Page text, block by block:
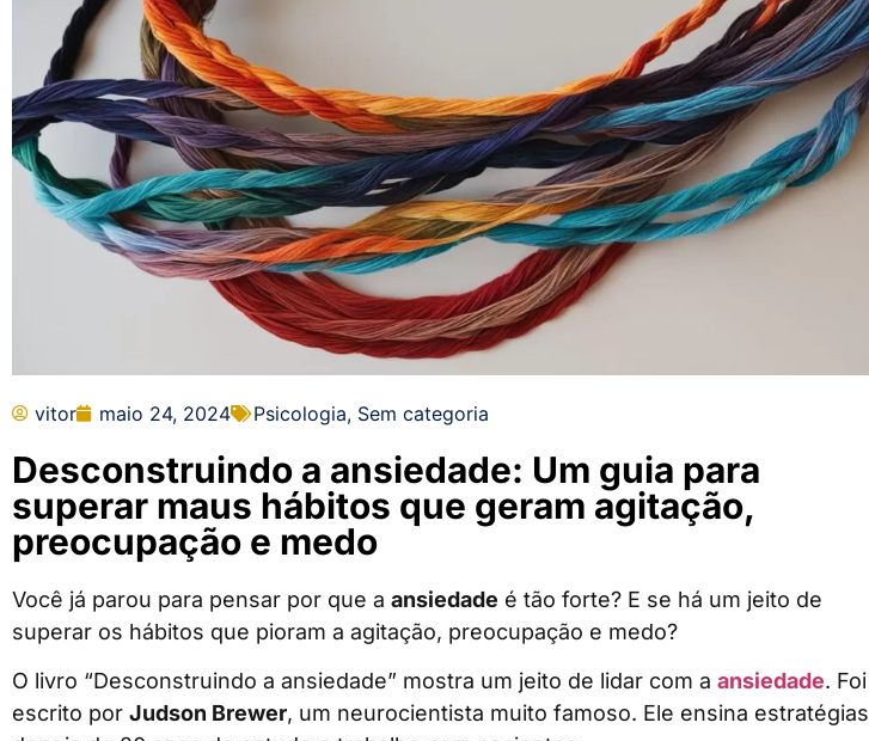
vitor maio 24, 2024 Psicologia, Sem categoria
Desconstruindo a ansiedade: Um guia para
superar maus hábitos que geram agitação,
preocupação e medo
Você já parou para pensar por que a ansiedade é tão forte? E se há um jeito de
superar os hábitos que pioram a agitação, preocupação e medo?
O livro “Desconstruindo a ansiedade” mostra um jeito de lidar com a ansiedade. Foi
escrito por Judson Brewer, um neurocientista muito famoso. Ele ensina estratégias